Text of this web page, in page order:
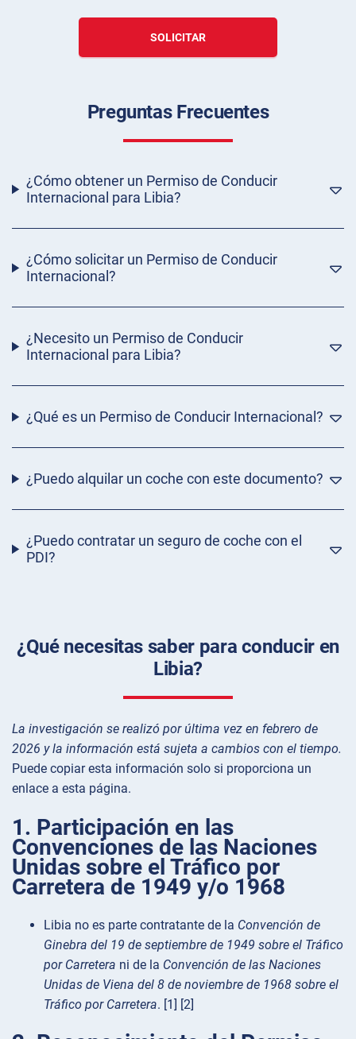
SOLICITAR
Preguntas Frecuentes
¿Cómo obtener un Permiso de Conducir
Internacional para Libia?
¿Cómo solicitar un Permiso de Conducir
Internacional?
¿Necesito un Permiso de Conducir
Internacional para Libia?
¿Qué es un Permiso de Conducir Internacional?
¿Puedo alquilar un coche con este documento?
¿Puedo contratar un seguro de coche con el
PDI?
¿Qué necesitas saber para conducir en
Libia?
La investigación se realizó por última vez en febrero de
2026 y la información está sujeta a cambios con el tiempo.
Puede copiar esta información solo si proporciona un
enlace a esta página.
1. Participación en las
Convenciones de las Naciones
Unidas sobre el Tráfico por
Carretera de 1949 y/o 1968
Libia no es parte contratante de la Convención de
Ginebra del 19 de septiembre de 1949 sobre el Tráfico
por Carretera ni de la Convención de las Naciones
Unidas de Viena del 8 de noviembre de 1968 sobre el
Tráfico por Carretera. [1] [2]